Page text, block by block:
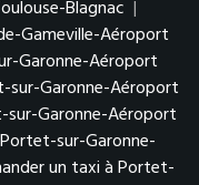
Blagnac |
Gameville-Aéroport
Garonne-Aéroport
sur-Garonne-Aéroport
Garonne-Aéroport
sur-Garonne-
un taxi à Portet-